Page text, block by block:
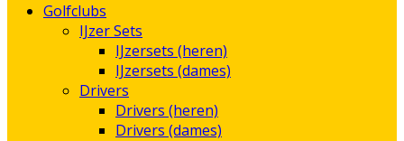
Golfclubs
IJzer Sets
IJzersets (heren)
IJzersets (dames)
Drivers
Drivers (heren)
Drivers (dames)